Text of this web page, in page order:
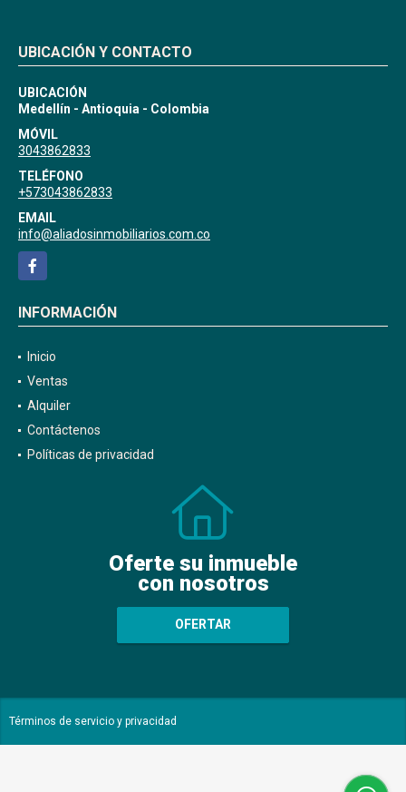
UBICACIÓN Y CONTACTO
UBICACIÓN
Medellín - Antioquia - Colombia
MÓVIL
3043862833
TELÉFONO
+573043862833
EMAIL
info@aliadosinmobiliarios.com.co
Facebook
INFORMACIÓN
Inicio
Ventas
Alquiler
Contáctenos
Políticas de privacidad
Oferte su inmueble
con nosotros
OFERTAR
Términos de servicio y privacidad